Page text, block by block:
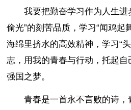
我要把勤奋学习作为人生进
偷光”的刻苦品质，学习“闻鸡起
海绵里挤水的高效精神，学习“
志，用我的青春与行动，托起
强国之梦。
青春是一首永不言败的诗